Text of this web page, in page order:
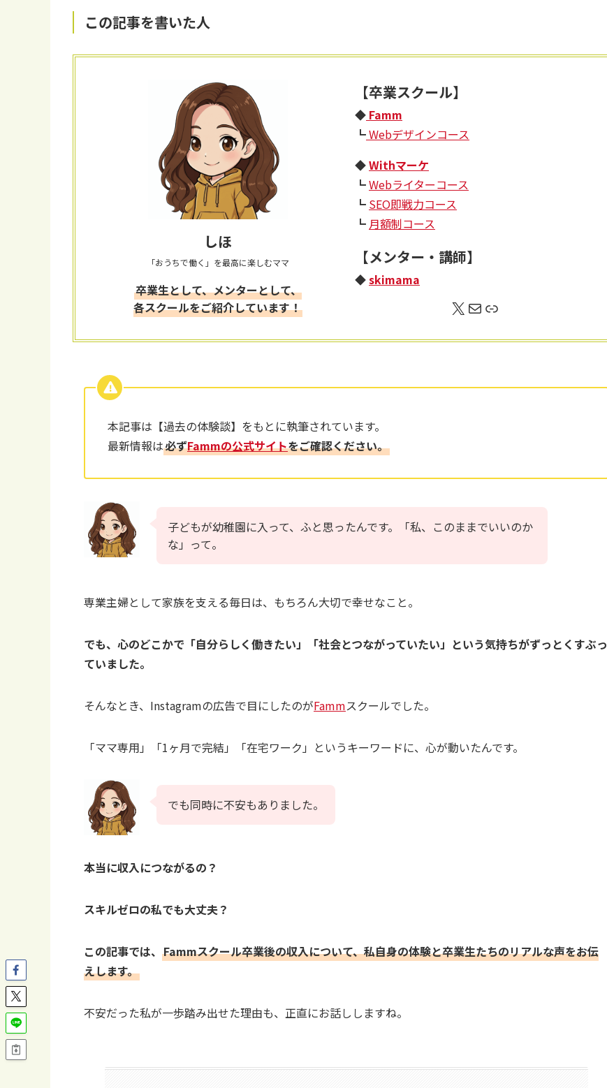
この記事を書いた人
しほ
「おうちで働く」を最高に楽しむママ
卒業生として、メンターとして、
各スクールをご紹介しています！
【卒業スクール】
◆ Famm
┗Webデザインコース
◆Withマーケ
┗Webライターコース
┗ SEO即戦力コース
┗ 月額制コース
【メンター・講師】
◆skimama
X メールリンク
本記事は【過去の体験談】をもとに執筆されています。
最新情報は必ずFammの公式サイトをご確認ください。
子どもが幼稚園に入って、ふと思ったんです。「私、このままでいいのか
な」って。
専業主婦として家族を支える毎日は、もちろん大切で幸せなこと。
でも、心のどこかで「自分らしく働きたい」「社会とつながっていたい」という気持ちがずっとくすぶっ
ていました。
そんなとき、Instagramの広告で目にしたのがFammスクールでした。
「ママ専用」「1ヶ月で完結」「在宅ワーク」というキーワードに、心が動いたんです。
でも同時に不安もありました。
本当に収入につながるの？
スキルゼロの私でも大丈夫？
この記事では、 Fammスクール卒業後の収入について、私自身の体験と卒業生たちのリアルな声をお伝
えします。
不安だった私が一歩踏み出せた理由も、正直にお話ししますね。